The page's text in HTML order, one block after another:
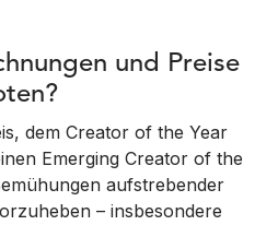
und Preise
dem Creator of the Year
Emerging Creator of the
aufstrebender
– insbesondere